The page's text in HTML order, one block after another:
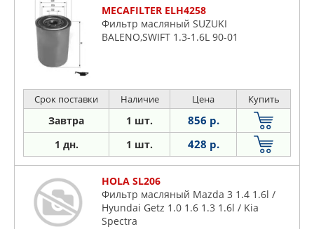
MECAFILTER ELH4258
Фильтр масляный SUZUKI
BALENO,SWIFT 1.3-1.6L 90-01
Срок поставки Наличие Цена Купить
Завтра 1 шт. 856 р.
1 дн. 1 шт. 428 р.
HOLA SL206
Фильтр масляный Mazda 3 1.4 1.6l /
Hyundai Getz 1.0 1.6 1.3 1.6l / Kia
Spectra